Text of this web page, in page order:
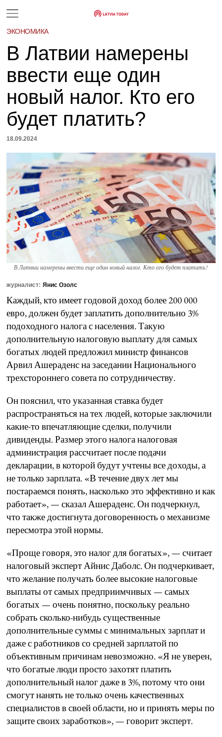
ЭКОНОМИКА
В Латвии намерены
ввести еще один
новый налог. Кто его
будет платить?
18.09.2024
В Латвии намерены ввести еще один новый налог. Кто его будет платить?
журналист: Янис Озолс
Каждый, кто имеет годовой доход более 200 000
евро, должен будет заплатить дополнительно 3%
подоходного налога с населения. Такую
дополнительную налоговую выплату для самых
богатых людей предложил министр финансов
Арвил Ашераденс на заседании Национального
трехстороннего совета по сотрудничеству.
Он пояснил, что указанная ставка будет
распространяться на тех людей, которые заключили
какие-то впечатляющие сделки, получили
дивиденды. Размер этого налога налоговая
администрация рассчитает после подачи
декларации, в которой будут учтены все доходы, а
не только зарплата. «В течение двух лет мы
постараемся понять, насколько это эффективно и как
работает», — сказал Ашераденс. Он подчеркнул,
что также достигнута договоренность о механизме
пересмотра этой нормы.
«Проще говоря, это налог для богатых», — считает
налоговый эксперт Айнис Даболс. Он подчеркивает,
что желание получать более высокие налоговые
выплаты от самых предприимчивых — самых
богатых — очень понятно, поскольку реально
собрать сколько-нибудь существенные
дополнительные суммы с минимальных зарплат и
даже с работников со средней зарплатой по
объективным причинам невозможно. «Я не уверен,
что богатые люди просто захотят платить
дополнительный налог даже в 3%, потому что они
смогут нанять не только очень качественных
специалистов в своей области, но и принять меры по
защите своих заработков», — говорит эксперт.